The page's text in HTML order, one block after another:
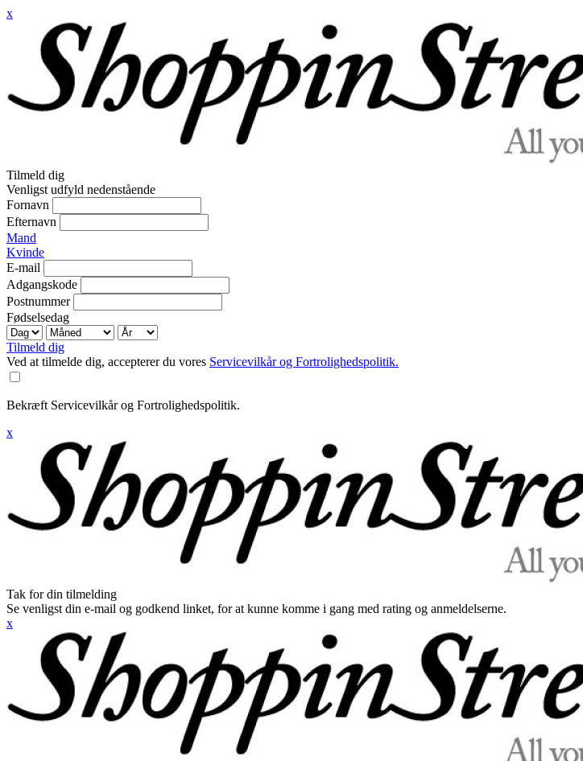
x
Tilmeld dig
Venligst udfyld nedenstående
Fornavn
Efternavn
Mand
Kvinde
E-mail
Adgangskode
Postnummer
Fødselsedag
Tilmeld dig
Ved at tilmelde dig, accepterer du vores Servicevilkår og Fortrolighedspolitik.
Bekræft Servicevilkår og Fortrolighedspolitik.
x
Tak for din tilmelding
Se venligst din e-mail og godkend linket, for at kunne komme i gang med rating og anmeldelserne.
x